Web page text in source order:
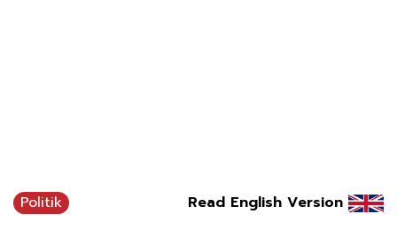
Politik Read English Version